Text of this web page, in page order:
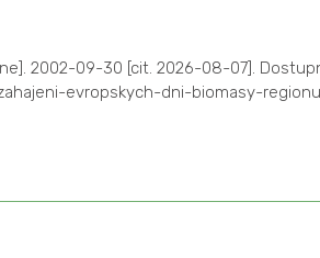
2002-09-30 [cit. 2026-08-07].
evropskych-dni-biomasy-